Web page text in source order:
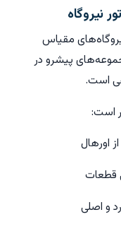
نیروگاه
مقیاس
پیشرو در
است.
است:
اورهال
قطعات
و اصلی